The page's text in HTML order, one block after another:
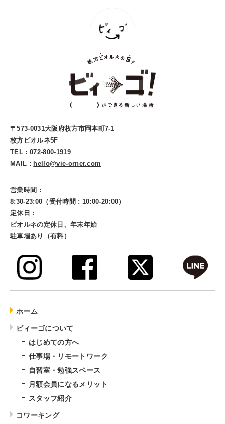
〒573-0031大阪府枚方市岡本町7-1
枚方ビオルネ5F
TEL : 072-800-1919
MAIL : hello@vie-orner.com
営業時間 :
8:30-23:00（受付時間 : 10:00-20:00）
定休日：
ビオルネの定休日、年末年始
駐車場あり（有料）
ホーム
ビィーゴについて
はじめての方へ
仕事場・リモートワーク
自習室・勉強スペース
月額会員になるメリット
スタッフ紹介
コワーキング